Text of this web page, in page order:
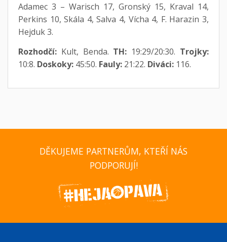
Adamec 3 – Warisch 17, Gronský 15, Kraval 14,
Perkins 10, Skála 4, Salva 4, Vícha 4, F. Harazin 3,
Hejduk 3.
Rozhodčí:Kult, Benda. TH: 19:29/20:30. Trojky:
10:8. Doskoky:45:50. Fauly:21:22. Diváci:116.
DĚKUJEME PARTNERŮM, KTEŘÍ NÁS
PODPORUJÍ!